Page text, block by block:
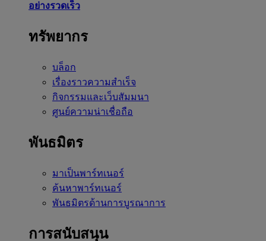
อย่างรวดเร็ว
ทรัพยากร
บล็อก
เรื่องราวความสำเร็จ
กิจกรรมและเว็บสัมมนา
ศูนย์ความน่าเชื่อถือ
พันธมิตร
มาเป็นพาร์ทเนอร์
ค้นหาพาร์ทเนอร์
พันธมิตรด้านการบูรณาการ
การสนับสนุน